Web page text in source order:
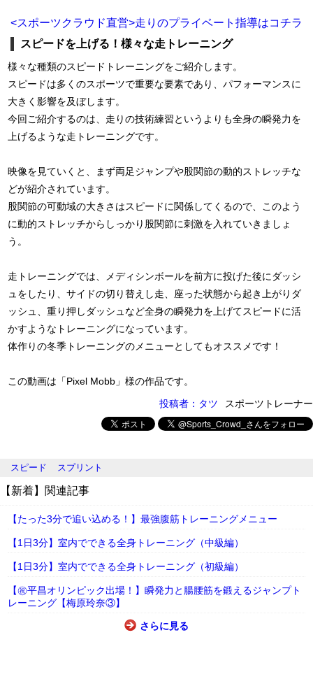
<スポーツクラウド直営>走りのプライベート指導はコチラ
スピードを上げる！様々な走トレーニング
様々な種類のスピードトレーニングをご紹介します。
スピードは多くのスポーツで重要な要素であり、パフォーマンスに
大きく影響を及ぼします。
今回ご紹介するのは、走りの技術練習というよりも全身の瞬発力を
上げるような走トレーニングです。
映像を見ていくと、まず両足ジャンプや股関節の動的ストレッチな
どが紹介されています。
股関節の可動域の大きさはスピードに関係してくるので、このよう
に動的ストレッチからしっかり股関節に刺激を入れていきましょ
う。
走トレーニングでは、メディシンボールを前方に投げた後にダッシ
ュをしたり、サイドの切り替えし走、座った状態から起き上がりダ
ッシュ、重り押しダッシュなど全身の瞬発力を上げてスピードに活
かすようなトレーニングになっています。
体作りの冬季トレーニングのメニューとしてもオススメです！
この動画は「Pixel Mobb」様の作品です。
投稿者：タツ
スポーツトレーナー
スピード スプリント
【新着】関連記事
【たった3分で追い込める！】最強腹筋トレーニングメニュー
【1日3分】室内でできる全身トレーニング（中級編）
【1日3分】室内でできる全身トレーニング（初級編）
【㊗平昌オリンピック出場！】瞬発力と腸腰筋を鍛えるジャンプト
レーニング【梅原玲奈③】
さらに見る